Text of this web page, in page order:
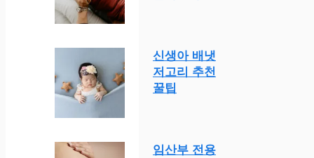
신생아 배냇
저고리 추천
꿀팁
임산부 전용